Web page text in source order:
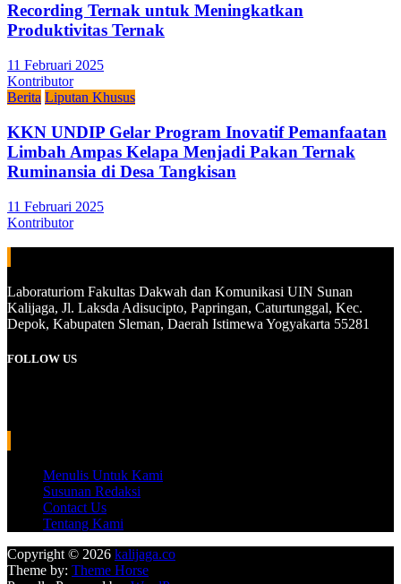
Recording Ternak untuk Meningkatkan
Produktivitas Ternak
11 Februari 2025
Kontributor
Berita Liputan Khusus
KKN UNDIP Gelar Program Inovatif Pemanfaatan
Limbah Ampas Kelapa Menjadi Pakan Ternak
Ruminansia di Desa Tangkisan
11 Februari 2025
Kontributor
Laboraturiom Fakultas Dakwah dan Komunikasi UIN Sunan
Kalijaga, Jl. Laksda Adisucipto, Papringan, Caturtunggal, Kec.
Depok, Kabupaten Sleman, Daerah Istimewa Yogyakarta 55281
FOLLOW US
Menulis Untuk Kami
Susunan Redaksi
Contact Us
Tentang Kami
Copyright © 2026 kalijaga.co
Theme by: Theme Horse